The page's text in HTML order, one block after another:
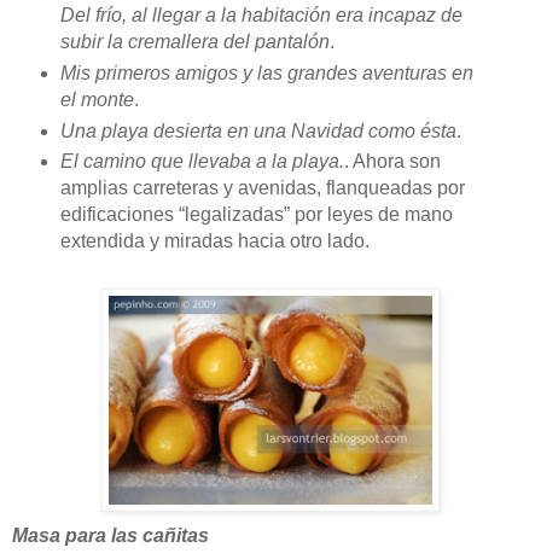
Del frío, al llegar a la habitación era incapaz de
subir la cremallera del pantalón.
Mis primeros amigos y las grandes aventuras en
el monte.
Una playa desierta en una Navidad como ésta.
El camino que llevaba a la playa.. Ahora son
amplias carreteras y avenidas, flanqueadas por
edificaciones “legalizadas” por leyes de mano
extendida y miradas hacia otro lado.
Masa para las cañitas